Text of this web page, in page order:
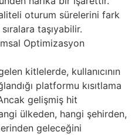
oturum sürelerini fark
taşıyabilir.
Optimizasyon
kitlelerde, kullanıcının
platformu kısıtlama
gelişmiş hit
ülkeden, hangi şehirden,
geleceğini